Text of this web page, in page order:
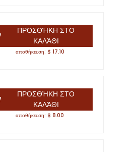
ΠΡΟΣΘΉΚΗ ΣΤΟ
ΚΑΛΆΘΙ
αποθήκευση: $ 17.10
ΠΡΟΣΘΉΚΗ ΣΤΟ
ΚΑΛΆΘΙ
αποθήκευση: $ 8.00